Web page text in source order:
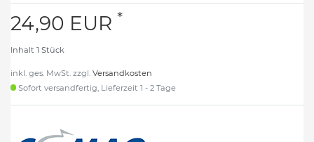
24,90 EUR *
Inhalt 1 Stück
inkl. ges. MwSt. zzgl. Versandkosten
Sofort versandfertig, Lieferzeit 1 - 2 Tage